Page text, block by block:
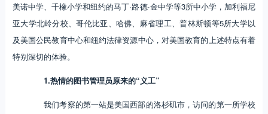
美诺中学、千橡小学和纽约的马丁·路德·金中学等3所中小学，加利福尼
亚大学北岭分校、哥伦比亚、哈佛、麻省理工、普林斯顿等5所大学以
及美国公民教育中心和纽约法律资源中心，对美国教育的上述特点有着
特别深切的体验。
1.热情的图书管理员原来的“义工”
我们考察的第一站是美国西部的洛杉矶市，访问的第一所学校